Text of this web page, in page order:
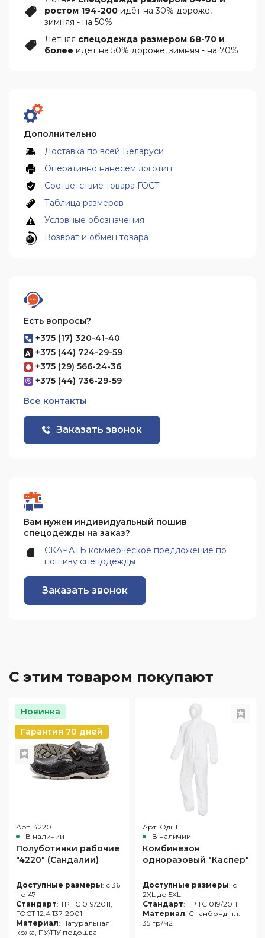
ростом 194-200 идёт на 30% дороже,
зимняя - на 50%
Летняя спецодежда размером 68-70 и
более идёт на 50% дороже, зимняя - на 70%
Дополнительно
Доставка по всей Беларуси
Оперативно нанесём логотип
Соответствие товара ГОСТ
Таблица размеров
Условные обозначения
Возврат и обмен товара
Есть вопросы?
+375 (17) 320-41-40
+375 (44) 724-29-59
+375 (29) 566-24-36
+375 (44) 736-29-59
Все контакты
Заказать звонок
Вам нужен индивидуальный пошив
спецодежды на заказ?
СКАЧАТЬ коммерческое предложение по
пошиву спецодежды
Заказать звонок
С этим товаром покупают
Новинка
Гарантия 70 дней
Арт. 4220
В наличии
Полуботинки рабочие
"4220" (Сандалии)
Доступные размеры: с 36
по 47
Стандарт: ТР ТС 019/2011,
ГОСТ 12.4.137-2001
Материал: Натуральная
кожа, ПУ/ПУ подошва
Арт. Одн1
В наличии
Комбинезон
одноразовый "Каспер"
Доступные размеры: с
2XL до 5XL
Стандарт: ТР ТС 019/2011
Материал: Спанбонд пл.
35 гр/м2